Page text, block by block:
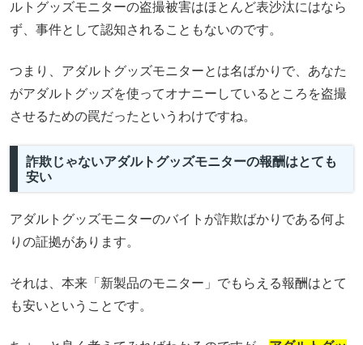
ルトグッズモニターの盗撮被害はほとんど表沙汰にはなら
ず、事件として認知されることもないのです。
つまり、アダルトグッズモニターとは名ばかりで、あなた
がアダルトグッズを使ってオナニーしているところを盗撮
させるための罠だったというわけですね。
詐欺じゃないアダルトグッズモニターの報酬はとても
安い
アダルトグッズモニターのバイトが詐欺ばかりである何よ
りの証拠があります。
それは、本来「新製品のモニター」でもらえる報酬はとて
も安いということです。